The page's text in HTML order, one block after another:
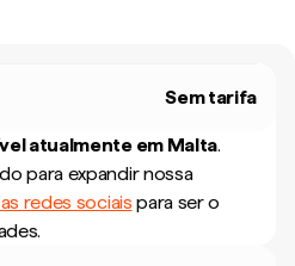
Sem tarifa
atualmente em Malta.
para expandir nossa
redes sociais para ser o